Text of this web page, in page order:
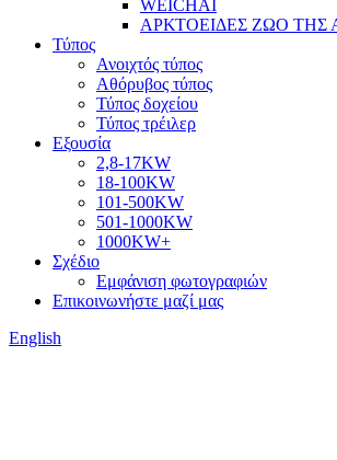
WEICHAI
ΑΡΚΤΟΕΙΔΕΣ ΖΩΟ ΤΗΣ
Τύπος
Ανοιχτός τύπος
Αθόρυβος τύπος
Τύπος δοχείου
Τύπος τρέιλερ
Εξουσία
2,8-17KW
18-100KW
101-500KW
501-1000KW
1000KW+
Σχέδιο
Εμφάνιση φωτογραφιών
Επικοινωνήστε μαζί μας
English